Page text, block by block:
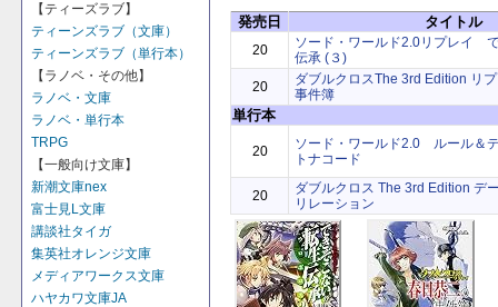
【ティーズラブ】
ティーンズラブ（文庫）
ティーンズラブ（単行本）
【ラノベ・その他】
ラノベ・文庫
ラノベ・単行本
TRPG
【一般向け文庫】
新潮文庫nex
富士見L文庫
講談社タイガ
集英社オレンジ文庫
メディアワークス文庫
ハヤカワ文庫JA
発売日 タイトル
20
ソード・ワールド2.0リプレイ
伝承 (３)
20
ダブルクロスThe 3rd Edition リ
事件簿
単行本
20
ソード・ワールド2.0 ルール＆
トナコード
20
ダブルクロス The 3rd Edition デ
リレーション